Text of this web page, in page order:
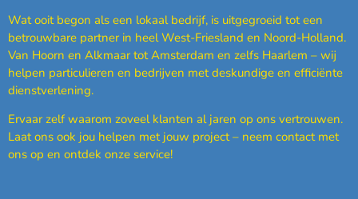
Wat ooit begon als een lokaal bedrijf, is uitgegroeid tot een
betrouwbare partner in heel West-Friesland en Noord-Holland.
Van Hoorn en Alkmaar tot Amsterdam en zelfs Haarlem – wij
helpen particulieren en bedrijven met deskundige en efficiënte
dienstverlening.
Ervaar zelf waarom zoveel klanten al jaren op ons vertrouwen.
Laat ons ook jou helpen met jouw project – neem contact met
ons op en ontdek onze service!